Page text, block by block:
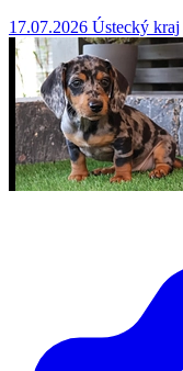
17.07.2026 Ústecký kraj